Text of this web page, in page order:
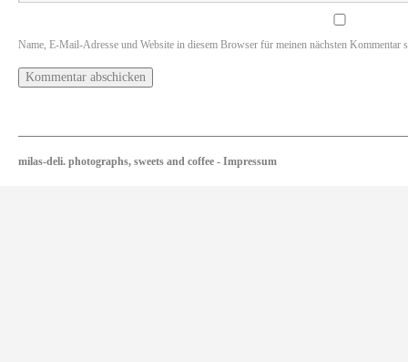
Name, E-Mail-Adresse und Website in diesem Browser für meinen nächsten Kommentar
milas-deli. photographs, sweets and coffee - Impressum